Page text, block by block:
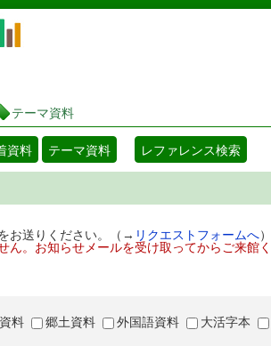
岡山県立図書館 蔵書検索・予約システム
テーマ資料
資料 テーマ資料 レファレンス検索
お送りください。（→ リクエストフォームへ）
。お知らせメールを受け取ってからご来館く
料 郷土資料 外国語資料 大活字本